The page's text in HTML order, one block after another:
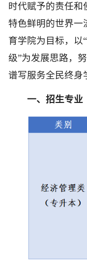
时代赋予的责任和
特色鲜明的世界一
育学院为目标，以
级”为发展思路，
谱写服务全民终身
一、招生专业